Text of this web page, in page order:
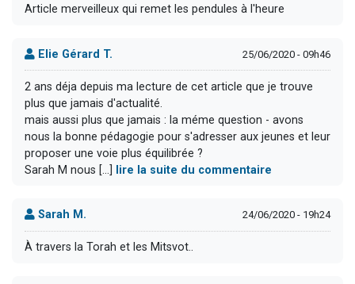
Article merveilleux qui remet les pendules à l'heure
Elie Gérard T. 25/06/2020 - 09h46
2 ans déja depuis ma lecture de cet article que je trouve
plus que jamais d'actualité.
mais aussi plus que jamais : la méme question - avons
nous la bonne pédagogie pour s'adresser aux jeunes et leur
proposer une voie plus équilibrée ?
Sarah M nous [...]
lire la suite du commentaire
Sarah M. 24/06/2020 - 19h24
À travers la Torah et les Mitsvot..